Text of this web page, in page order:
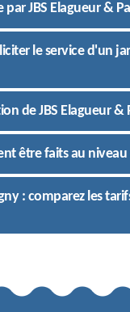
JBS Elagueur &
le service d'un
de JBS Elagueur &
être faits au niveau
: comparez les